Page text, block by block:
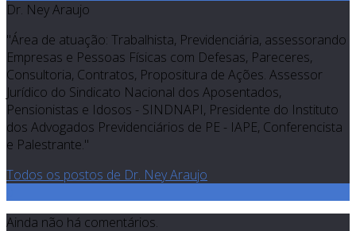
Dr. Ney Araujo
"Área de atuação: Trabalhista, Previdenciária, assessorando
Empresas e Pessoas Físicas com Defesas, Pareceres,
Consultoria, Contratos, Propositura de Ações. Assessor
Jurídico do Sindicato Nacional dos Aposentados,
Pensionistas e Idosos - SINDNAPI, Presidente do Instituto
dos Advogados Previdenciários de PE - IAPE, Conferencista
e Palestrante."
Todos os postos de Dr. Ney Araujo
Ainda não há comentários.